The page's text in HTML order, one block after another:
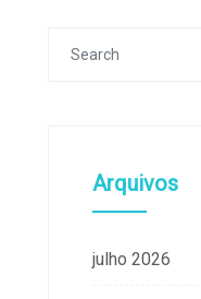
Arquivos
julho 2026